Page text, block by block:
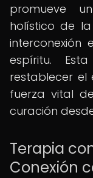
promueve
holístico de
interconexión
espíritu.
restablecer el
fuerza vital
curación
Terapia
Conexión